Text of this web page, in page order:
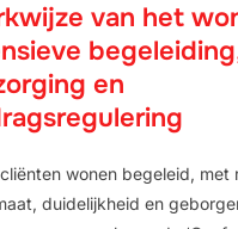
van het
en
wonen begeleid, met
duidelijkheid en